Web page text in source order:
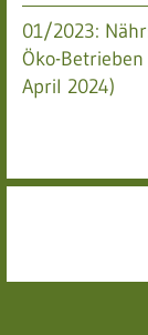
01/2023:
Öko-
April 2024)